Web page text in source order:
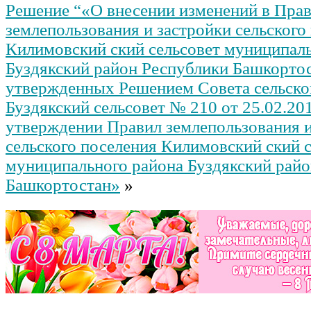
Решение “«О внесении изменений в
землепользования и застройки
Килимовский ский сельсовет
Буздякский район Республики
утвержденных Решением Совета
Буздякский сельсовет № 210 от
утверждении Правил землепользования
сельского поселения Килимовский ский
муниципального района Буздякский
Башкортостан» »